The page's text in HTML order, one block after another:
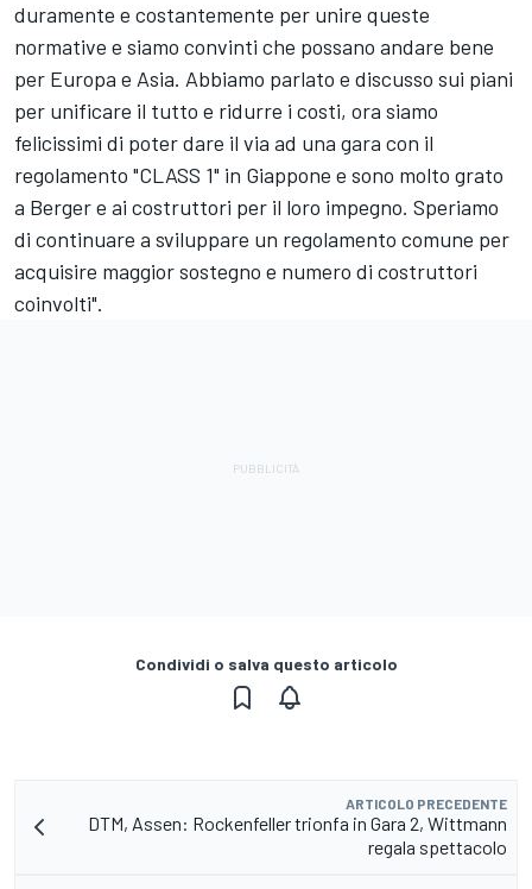
duramente e costantemente per unire queste
normative e siamo convinti che possano andare bene
per Europa e Asia. Abbiamo parlato e discusso sui piani
per unificare il tutto e ridurre i costi, ora siamo
felicissimi di poter dare il via ad una gara con il
regolamento "CLASS 1" in Giappone e sono molto grato
a Berger e ai costruttori per il loro impegno. Speriamo
di continuare a sviluppare un regolamento comune per
acquisire maggior sostegno e numero di costruttori
coinvolti".
Condividi o salva questo articolo
ARTICOLO PRECEDENTE
DTM, Assen: Rockenfeller trionfa in Gara 2, Wittmann
regala spettacolo